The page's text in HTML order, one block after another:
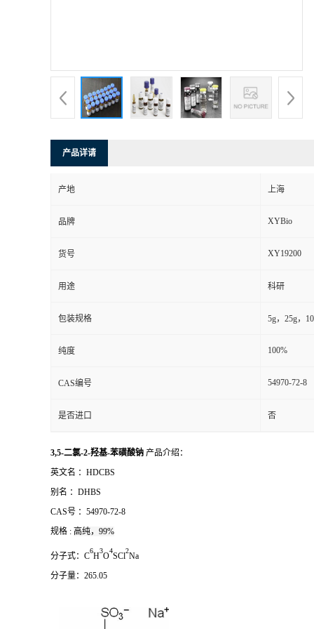
产品详请
产地 上海
品牌 XYBio
货号 XY19200
用途 科研
包装规格 5g，25g，
纯度 100%
CAS编号 54970-72-8
是否进口 否
3,5-二氯-2-羟基-苯磺酸钠 产品介绍：
英文名 ： HDCBS
别名 ： DHBS
CAS号 ： 54970-72-8
规格 : 高纯，99%
分子式： C
6
H
3
O
4
SCl
2
Na
分子量： 265.05